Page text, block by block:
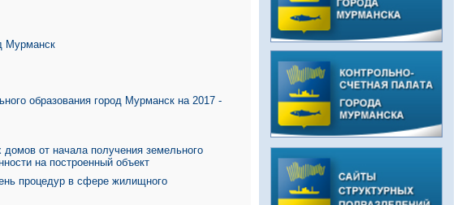
Мурманск
образования город Мурманск на 2017 -
от начала получения земельного
на построенный объект
процедур в сфере жилищного